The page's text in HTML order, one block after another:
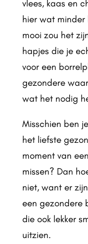
vlees, kaas en
hier wat minder
mooi zou het
hapjes die je
voor een
gezondere
wat het nodig
Misschien ben
het liefste
moment van
missen? Dan
niet, want er
een gezondere
die ook lekker
uitzien.